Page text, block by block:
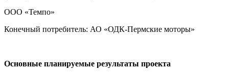
ООО «Темпо»
Конечный потребитель: АО «ОДК-Пермские моторы»
Основные планируемые результаты проекта